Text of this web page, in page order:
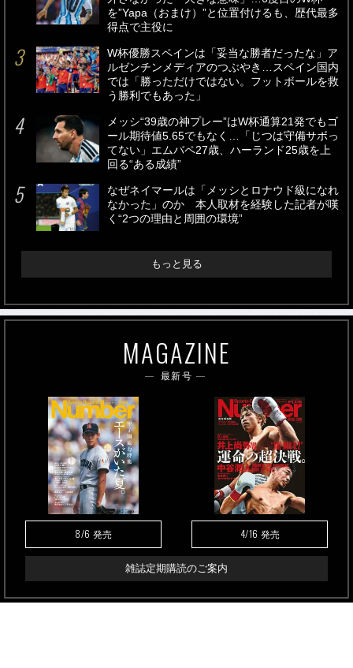
を”Yapa（おまけ）”と位置付けるも、歴代最多
得点で主役に
W杯優勝スペインは「妥当な勝者だったな」ア
ルゼンチンメディアのつぶやき…スペイン国内
では「勝っただけではない。フットボールを救
う勝利でもあった」
メッシ“39歳の神プレー”はW杯通算21発でもゴ
ール期待値5.65でもなく…「じつは守備サボっ
てない」エムバペ27歳、ハーランド25歳を上
回る“ある成績”
なぜネイマールは「メッシとロナウド級になれ
なかった」のか 本人取材を経験した記者が嘆
く“2つの理由と周囲の環境”
もっと見る
MAGAZINE
最新号
8/6 発売 4/16 発売
雑誌定期購読のご案内